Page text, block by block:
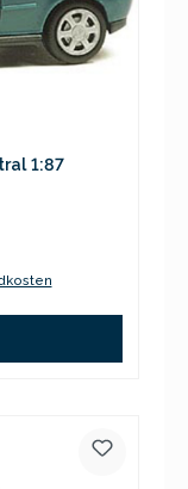
1:87